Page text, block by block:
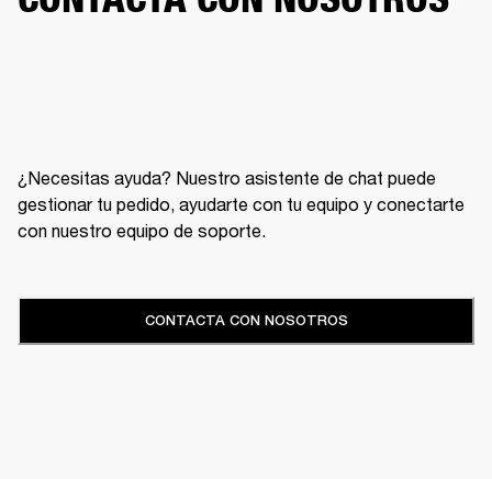
¿Necesitas ayuda? Nuestro asistente de chat puede
gestionar tu pedido, ayudarte con tu equipo y conectarte
con nuestro equipo de soporte.
CONTACTA CON NOSOTROS